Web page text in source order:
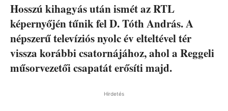
Hosszú kihagyás után ismét az RTL
képernyőjén tűnik fel D. Tóth András. A
népszerű televíziós nyolc év elteltével tér
vissza korábbi csatornájához, ahol a Reggeli
műsorvezetői csapatát erősíti majd.
Hirdetés